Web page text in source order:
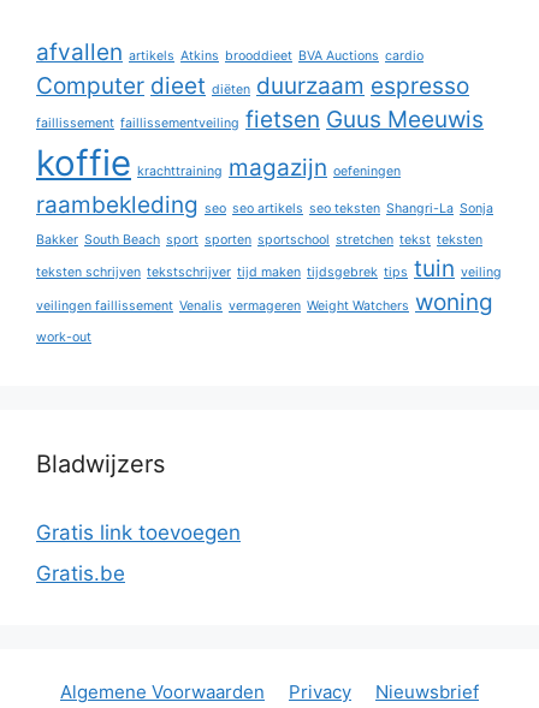
afvallen artikels Atkins brooddieet BVA Auctions cardio
Computer dieet diëten duurzaam espresso
faillissement faillissementveiling fietsen Guus Meeuwis
koffie krachttraining magazijn oefeningen
raambekleding seo seo artikels seo teksten Shangri-La Sonja
Bakker South Beach sport sporten sportschool stretchen tekst teksten
teksten schrijven tekstschrijver tijd maken tijdsgebrek tips tuin veiling
veilingen faillissement Venalis vermageren Weight Watchers woning
work-out
Bladwijzers
Gratis link toevoegen
Gratis.be
Algemene Voorwaarden Privacy Nieuwsbrief